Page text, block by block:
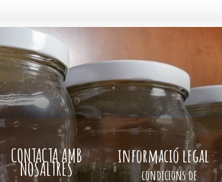
CONTACTA AMB
NOSALTRES
informació legal
condicions de